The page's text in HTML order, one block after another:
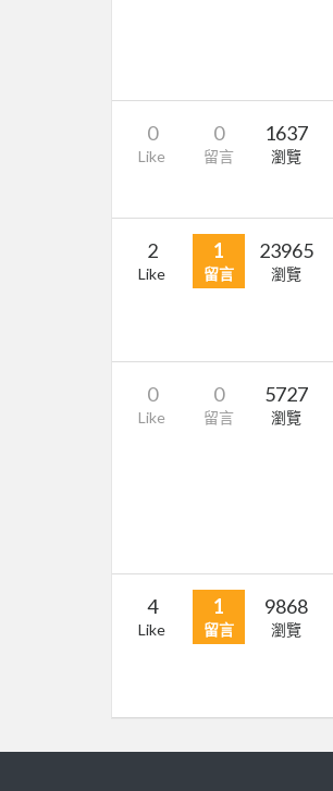
0
Like
0
留言
1637
瀏覽
2
Like
1
留言
23965
瀏覽
0
Like
0
留言
5727
瀏覽
4
Like
1
留言
9868
瀏覽